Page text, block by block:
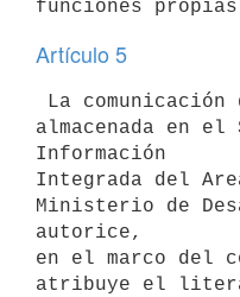
Artículo 5
almacenada en el
Información
Integrada del
Ministerio de
autorice,
en el marco del
atribuye el